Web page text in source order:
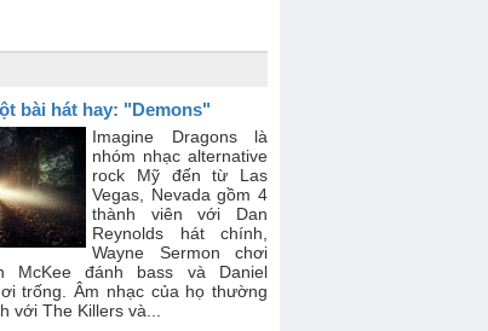
bài hát hay: "Demons"
Imagine Dragons là
nhóm nhạc alternative
rock Mỹ đến từ Las
Vegas, Nevada gồm 4
thành viên với Dan
Reynolds hát chính,
Wayne Sermon chơi
McKee đánh bass và Daniel
trống. Âm nhạc của họ thường
với The Killers và...